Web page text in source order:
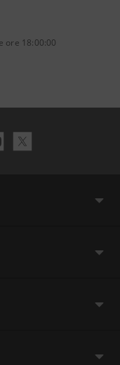
ore 18:00:00